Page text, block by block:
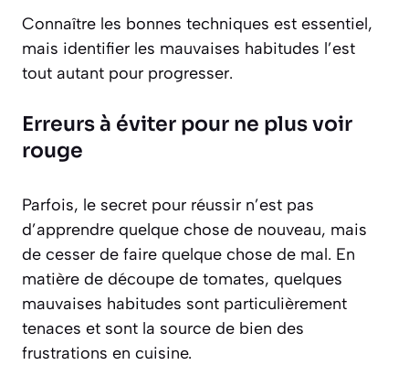
Connaître les bonnes techniques est essentiel,
mais identifier les mauvaises habitudes l’est
tout autant pour progresser.
Erreurs à éviter pour ne plus voir
rouge
Parfois, le secret pour réussir n’est pas
d’apprendre quelque chose de nouveau, mais
de cesser de faire quelque chose de mal. En
matière de découpe de tomates, quelques
mauvaises habitudes sont particulièrement
tenaces et sont la source de bien des
frustrations en cuisine.